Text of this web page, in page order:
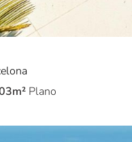
Plano